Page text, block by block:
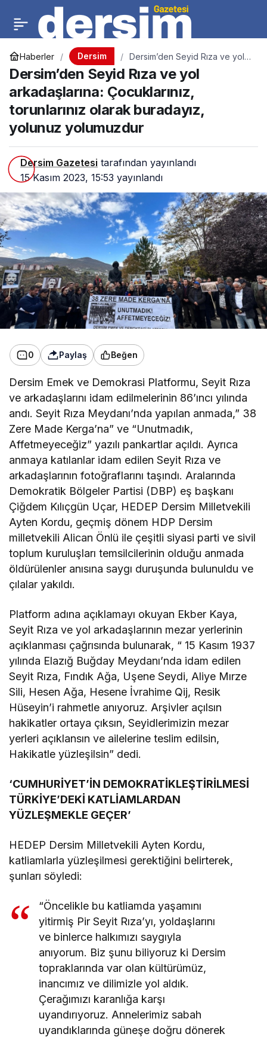
Haberler Dersim
Dersim’den Seyid Rıza ve yol
arkadaşlarına: Çocuklarınız,
torunlarınız olarak buradayız,
yolunuz yolumuzdur
Dersim’den Seyid Rıza ve yol
arkadaşlarına: Çocuklarınız,
torunlarınız olarak buradayız,
yolunuz yolumuzdur
Dersim Gazetesi tarafından yayınlandı
15 Kasım 2023, 15:53 yayınlandı
0 Paylaş Beğen
Dersim Emek ve Demokrasi Platformu, Seyit Rıza
ve arkadaşlarını idam edilmelerinin 86’ıncı yılında
andı. Seyit Rıza Meydanı’nda yapılan anmada,” 38
Zere Made Kerga’na” ve “Unutmadık,
Affetmeyeceğiz” yazılı pankartlar açıldı. Ayrıca
anmaya katılanlar idam edilen Seyit Rıza ve
arkadaşlarının fotoğraflarını taşındı. Aralarında
Demokratik Bölgeler Partisi (DBP) eş başkanı
Çiğdem Kılıçgün Uçar, HEDEP Dersim Milletvekili
Ayten Kordu, geçmiş dönem HDP Dersim
milletvekili Alican Önlü ile çeşitli siyasi parti ve sivil
toplum kuruluşları temsilcilerinin olduğu anmada
öldürülenler anısına saygı duruşunda bulunuldu ve
çılalar yakıldı.
Platform adına açıklamayı okuyan Ekber Kaya,
Seyit Rıza ve yol arkadaşlarının mezar yerlerinin
açıklanması çağrısında bulunarak, “ 15 Kasım 1937
yılında Elazığ Buğday Meydanı’nda idam edilen
Seyit Rıza, Fındık Ağa, Uşene Seydi, Aliye Mırze
Sili, Hesen Ağa, Hesene İvrahime Qij, Resik
Hüseyin’i rahmetle anıyoruz. Arşivler açılsın
hakikatler ortaya çıksın, Seyidlerimizin mezar
yerleri açıklansın ve ailelerine teslim edilsin,
Hakikatle yüzleşilsin” dedi.
‘CUMHURİYET’İN DEMOKRATİKLEŞTİRİLMESİ
TÜRKİYE’DEKİ KATLİAMLARDAN
YÜZLEŞMEKLE GEÇER’
HEDEP Dersim Milletvekili Ayten Kordu,
katliamlarla yüzleşilmesi gerektiğini belirterek,
şunları söyledi:
“Öncelikle bu katliamda yaşamını
yitirmiş Pir Seyit Rıza’yı, yoldaşlarını
ve binlerce halkımızı saygıyla
anıyorum. Biz şunu biliyoruz ki Dersim
topraklarında var olan kültürümüz,
inancımız ve dilimizle yol aldık.
Çerağımızı karanlığa karşı
uyandırıyoruz. Annelerimiz sabah
uyandıklarında güneşe doğru dönerek